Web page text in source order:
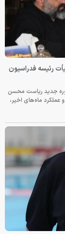
رئیسه فدراسیون
جدید ریاست محسن
ماه‌های اخیر،